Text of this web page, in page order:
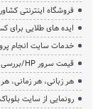
فروشگاه اینترنتی
ایده های طلایی برای
خدمات سایت انجام
قیمت سرور HP/بررسی و خرید سرور اچ پی
هر زبانی، هر زمانی،
رونمایی از سایت